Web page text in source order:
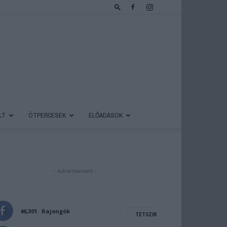
ÖTPERCESEK ELŐADÁSOK
- Advertisement -
46,301 Rajongók TETSZIK